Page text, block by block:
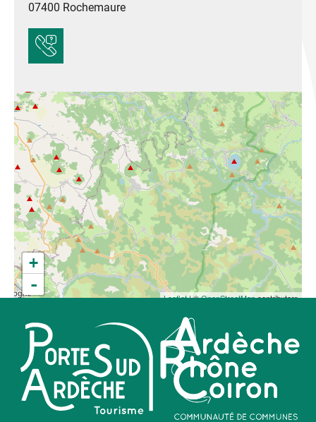
07400 Rochemaure
+
-
Leaflet| ©OpenStreetMapcontributors